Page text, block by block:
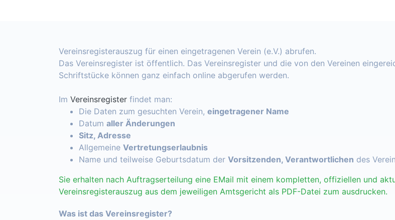
Vereinsregisterauszug für einen eingetragenen Verein (e.V.) abrufen.
Das Vereinsregister ist öffentlich. Das Vereinsregister und die von den Vereinen
Schriftstücke können ganz einfach online abgerufen werden.
Im Vereinsregister findet man:
Die Daten zum gesuchten Verein, eingetragener Name
Datum aller Änderungen
Sitz, Adresse
Allgemeine Vertretungserlaubnis
Name und teilweise Geburtsdatum der Vorsitzenden, Verantwortlichen des
Sie erhalten nach Auftragserteilung eine EMail mit einem kompletten, offiziellen und
Vereinsregisterauszug aus dem jeweiligen Amtsgericht als PDF-Datei zum ausdrucken.
Was ist das Vereinsregister?